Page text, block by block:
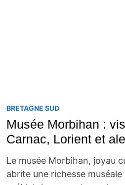
BRETAGNE SUD
Musée Morbihan :
Carnac, Lorient et
Le musée Morbihan, joyau
abrite une richesse